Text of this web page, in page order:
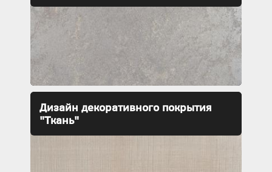
Дизайн декоративного покрытия
"Ткань"